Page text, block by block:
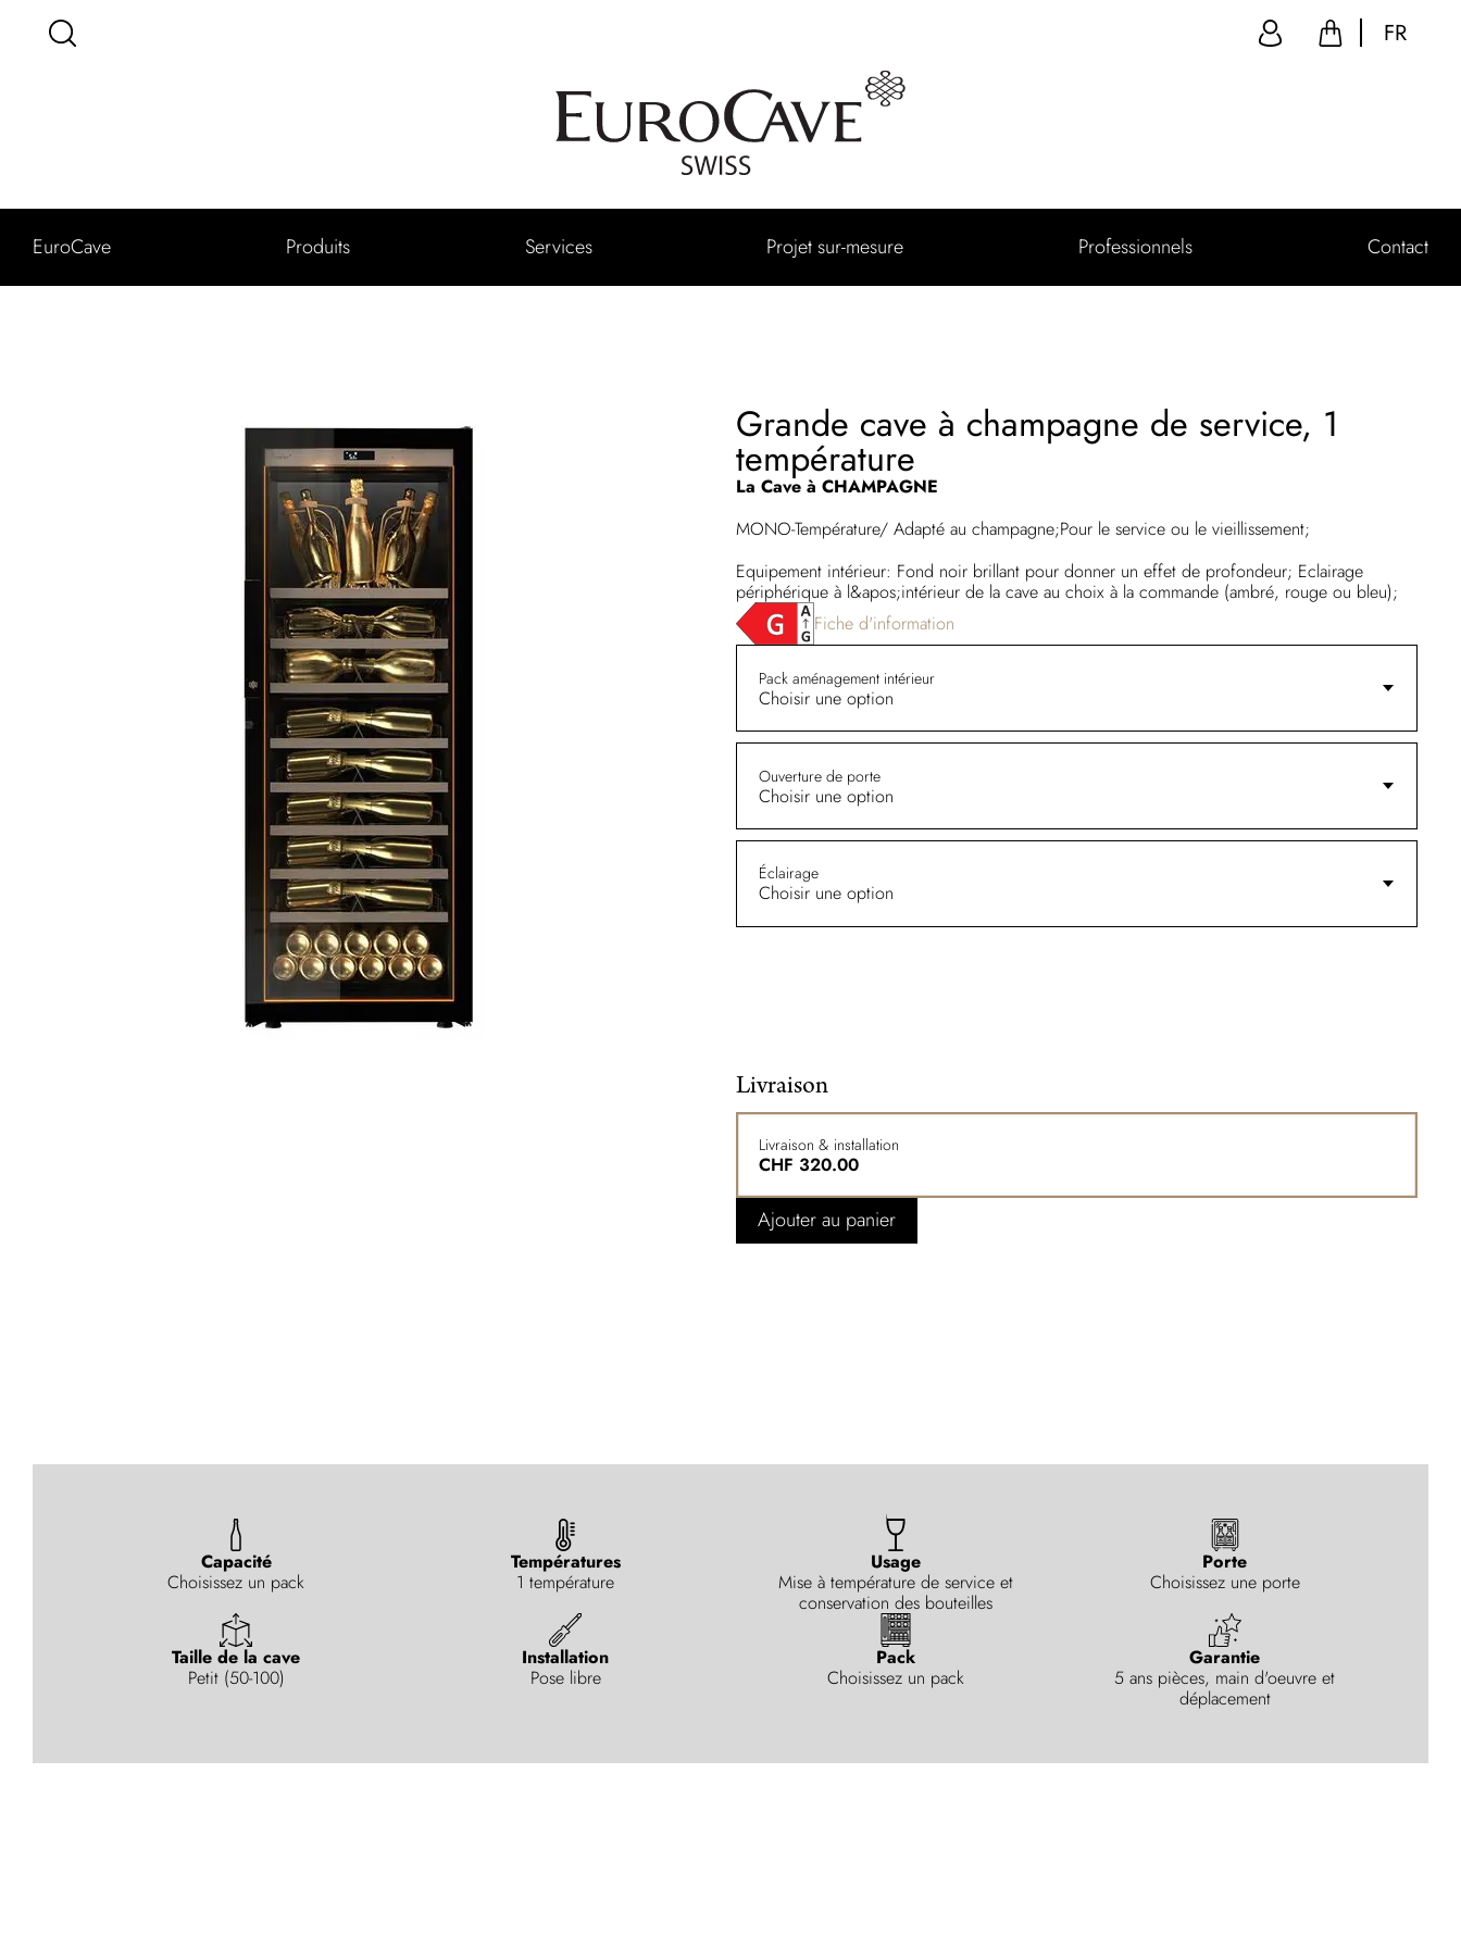
FR
EuroCave Produits Services Projet sur-mesure Professionnels Contact
Grande cave à champagne de service, 1
température
La Cave à CHAMPAGNE
MONO-Température/ Adapté au champagne;Pour le service ou le vieillissement;
Equipement intérieur: Fond noir brillant pour donner un effet de profondeur; Eclairage
périphérique à l&apos;intérieur de la cave au choix à la commande (ambré, rouge ou bleu);
Fiche d'information
Pack aménagement intérieur
Choisir une option
Ouverture de porte
Choisir une option
Éclairage
Choisir une option
Livraison
Livraison & installation
CHF 320.00
Ajouter au panier
Capacité
Choisissez un pack
Températures
1 température
Usage
Mise à température de service et
conservation des bouteilles
Porte
Choisissez une porte
Taille de la cave
Petit (50-100)
Installation
Pose libre
Pack
Choisissez un pack
Garantie
5 ans pièces, main d'oeuvre et
déplacement